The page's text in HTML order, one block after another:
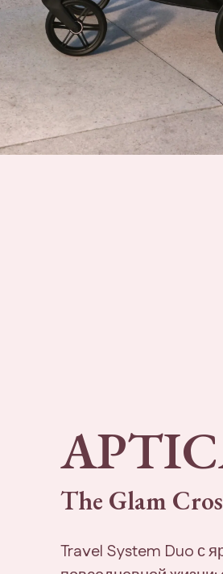
The Glam
Travel System Duo с